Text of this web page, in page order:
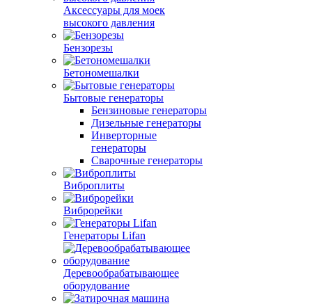
Аксессуары для моек
высокого давления
Бензорезы
Бетономешалки
Бытовые генераторы
Бензиновые генераторы
Дизельные генераторы
Инверторные
генераторы
Сварочные генераторы
Виброплиты
Виброрейки
Генераторы Lifan
Деревообрабатывающее
оборудование